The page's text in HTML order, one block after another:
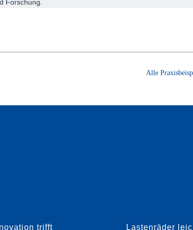
Forschung.
Alle
trifft
Lastenräder